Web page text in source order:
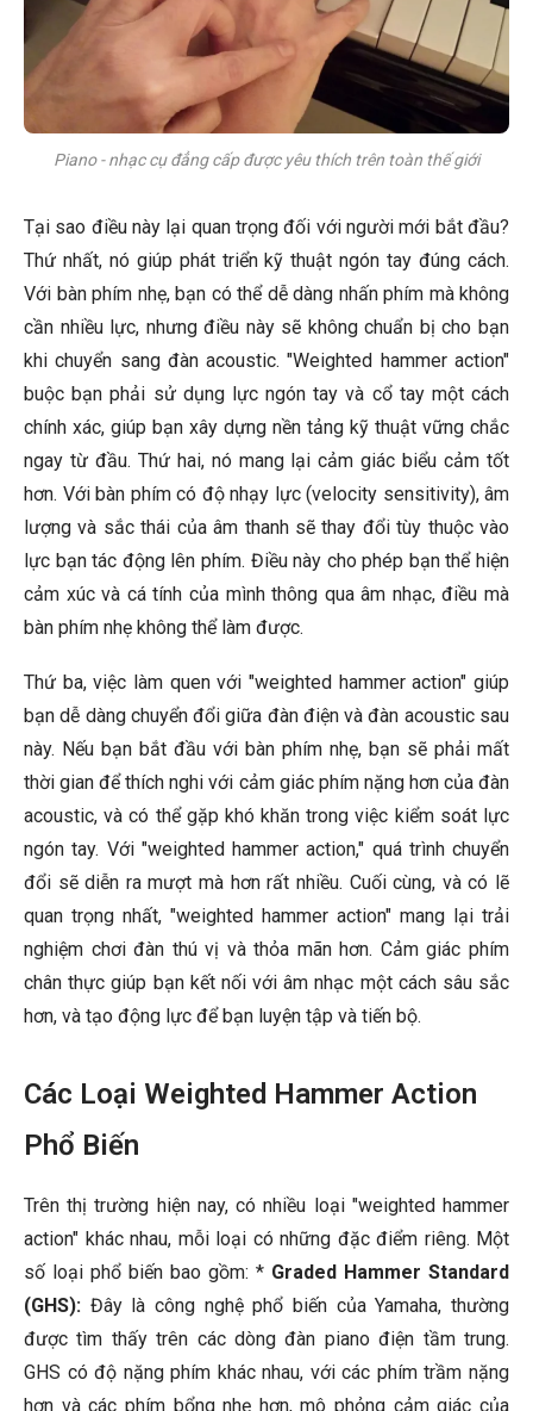
Piano - nhạc cụ đẳng cấp được yêu thích trên toàn thế giới
Tại sao điều này lại quan trọng đối với người mới bắt đầu?
Thứ nhất, nó giúp phát triển kỹ thuật ngón tay đúng cách.
Với bàn phím nhẹ, bạn có thể dễ dàng nhấn phím mà không
cần nhiều lực, nhưng điều này sẽ không chuẩn bị cho bạn
khi chuyển sang đàn acoustic. "Weighted hammer action"
buộc bạn phải sử dụng lực ngón tay và cổ tay một cách
chính xác, giúp bạn xây dựng nền tảng kỹ thuật vững chắc
ngay từ đầu. Thứ hai, nó mang lại cảm giác biểu cảm tốt
hơn. Với bàn phím có độ nhạy lực (velocity sensitivity), âm
lượng và sắc thái của âm thanh sẽ thay đổi tùy thuộc vào
lực bạn tác động lên phím. Điều này cho phép bạn thể hiện
cảm xúc và cá tính của mình thông qua âm nhạc, điều mà
bàn phím nhẹ không thể làm được.
Thứ ba, việc làm quen với "weighted hammer action" giúp
bạn dễ dàng chuyển đổi giữa đàn điện và đàn acoustic sau
này. Nếu bạn bắt đầu với bàn phím nhẹ, bạn sẽ phải mất
thời gian để thích nghi với cảm giác phím nặng hơn của đàn
acoustic, và có thể gặp khó khăn trong việc kiểm soát lực
ngón tay. Với "weighted hammer action," quá trình chuyển
đổi sẽ diễn ra mượt mà hơn rất nhiều. Cuối cùng, và có lẽ
quan trọng nhất, "weighted hammer action" mang lại trải
nghiệm chơi đàn thú vị và thỏa mãn hơn. Cảm giác phím
chân thực giúp bạn kết nối với âm nhạc một cách sâu sắc
hơn, và tạo động lực để bạn luyện tập và tiến bộ.
Các Loại Weighted Hammer Action
Phổ Biến
Trên thị trường hiện nay, có nhiều loại "weighted hammer
action" khác nhau, mỗi loại có những đặc điểm riêng. Một
số loại phổ biến bao gồm: * Graded Hammer Standard
(GHS): Đây là công nghệ phổ biến của Yamaha, thường
được tìm thấy trên các dòng đàn piano điện tầm trung.
GHS có độ nặng phím khác nhau, với các phím trầm nặng
hơn và các phím bổng nhẹ hơn, mô phỏng cảm giác của